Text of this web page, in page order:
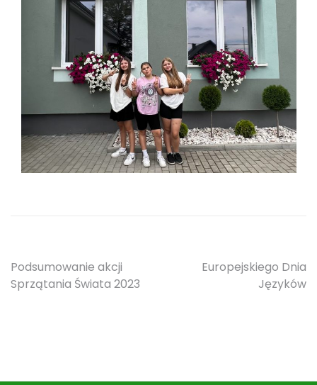
Nawigacja
wpisu
Podsumowanie akcji
Sprzątania Świata 2023
Europejskiego Dnia
Języków